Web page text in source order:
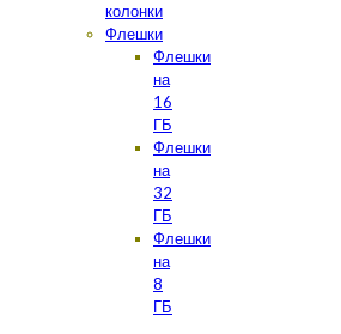
колонки
Флешки
Флешки
на
16
ГБ
Флешки
на
32
ГБ
Флешки
на
8
ГБ